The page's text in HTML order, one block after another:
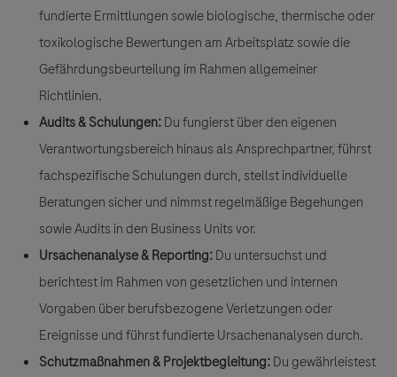
fundierte Ermittlungen sowie biologische, thermische oder
toxikologische Bewertungen am Arbeitsplatz sowie die
Gefährdungsbeurteilung im Rahmen allgemeiner
Richtlinien.
Audits & Schulungen:Du fungierst über den eigenen
Verantwortungsbereich hinaus als Ansprechpartner, führst
fachspezifische Schulungen durch, stellst individuelle
Beratungen sicher und nimmst regelmäßige Begehungen
sowie Audits in den Business Units vor.
Ursachenanalyse & Reporting:Du untersuchst und
berichtest im Rahmen von gesetzlichen und internen
Vorgaben über berufsbezogene Verletzungen oder
Ereignisse und führst fundierte Ursachenanalysen durch.
Schutzmaßnahmen & Projektbegleitung:Du gewährleistest